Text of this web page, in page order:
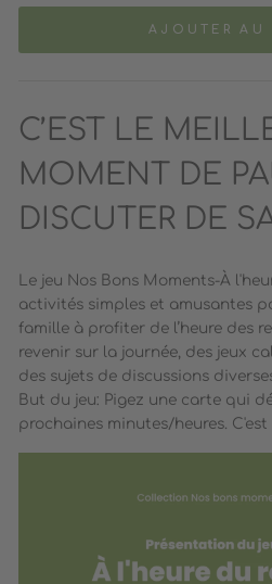
AJOUTER AU
C’EST LE
MOMENT DE
DISCUTER DE
Le jeu Nos Bons Moments-À
activités simples et amusantes
famille à profiter de l’heure des
revenir sur la journée, des jeux
des sujets de discussions
But du jeu: Pigez une carte qui
prochaines minutes/heures. C'est